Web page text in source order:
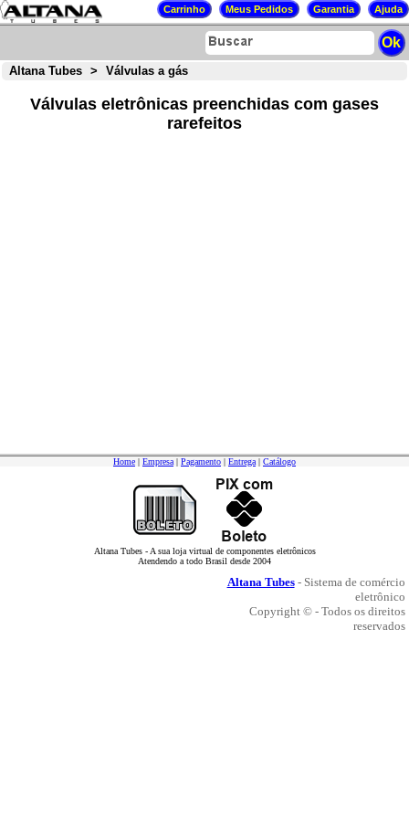
Altana Tubes > Válvulas a gás
Válvulas eletrônicas preenchidas com gases
rarefeitos
Home | Empresa | Pagamento | Entrega | Catálogo
Altana Tubes - A sua loja virtual de componentes eletrônicos
Atendendo a todo Brasil desde 2004
Altana Tubes- Sistema de comércio
eletrônico
Copyright © - Todos os direitos
reservados